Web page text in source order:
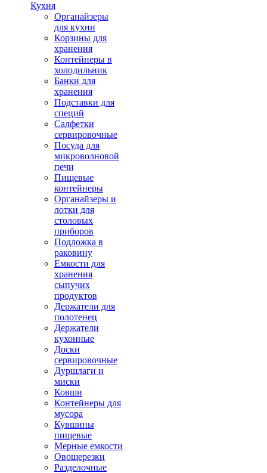
Кухня
Органайзеры
для кухни
Корзины для
хранения
Контейнеры в
холодильник
Банки для
хранения
Подставки для
специй
Салфетки
сервировочные
Посуда для
микроволновой
печи
Пищевые
контейнеры
Органайзеры и
лотки для
столовых
приборов
Подложка в
раковину
Емкости для
хранения
сыпучих
продуктов
Держатели для
полотенец
Держатели
кухонные
Доски
сервировочные
Дуршлаги и
миски
Ковши
Контейнеры для
мусора
Кувшины
пищевые
Мерные емкости
Овощерезки
Разделочные